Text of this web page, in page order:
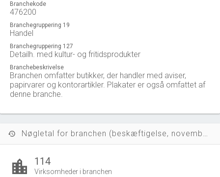
Branchekode
476200
Branchegruppering 19
Handel
Branchegruppering 127
Detailh. med kultur- og fritidsprodukter
Branchebeskrivelse
Branchen omfatter butikker, der handler med aviser,
papirvarer og kontorartikler. Plakater er også omfattet af
denne branche.
history Nøgletal for branchen (beskæftigelse, november 2023)
location_city 114
Virksomheder i branchen